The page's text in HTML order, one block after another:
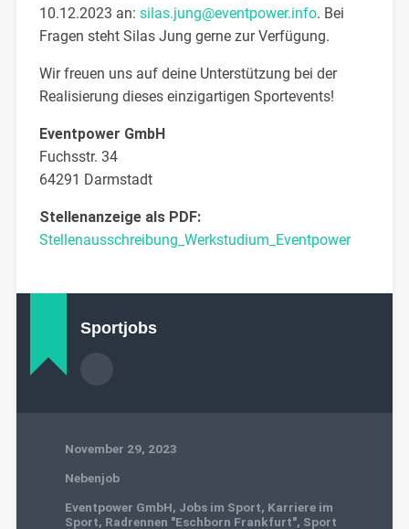
10.12.2023 an: silas.jung@eventpower.info. Bei
Fragen steht Silas Jung gerne zur Verfügung.
Wir freuen uns auf deine Unterstützung bei der
Realisierung dieses einzigartigen Sportevents!
Eventpower GmbH
Fuchsstr. 34
64291 Darmstadt
Stellenanzeige als PDF:
Stellenausschreibung_Werkstudium_Eventpower
Sportjobs
November 29, 2023
Nebenjob
Eventpower GmbH, Jobs im Sport, Karriere im
Sport, Radrennen "Eschborn Frankfurt", Sport